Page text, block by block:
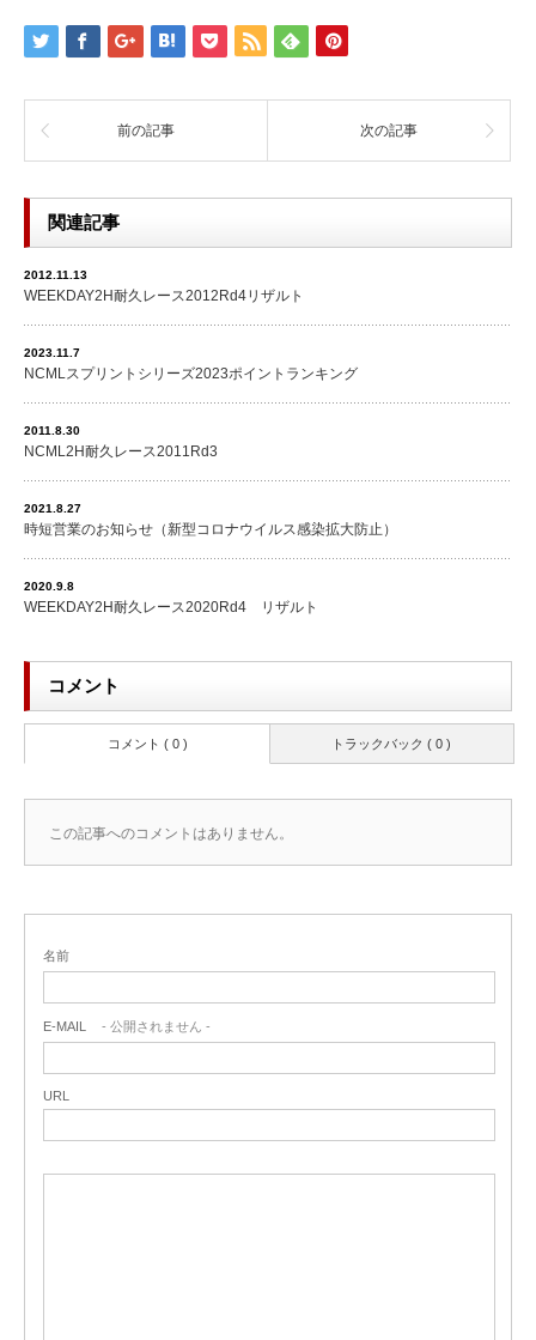
前の記事 次の記事
関連記事
2012.11.13
WEEKDAY2H耐久レース2012Rd4リザルト
2023.11.7
NCMLスプリントシリーズ2023ポイントランキング
2011.8.30
NCML2H耐久レース2011Rd3
2021.8.27
時短営業のお知らせ（新型コロナウイルス感染拡大防止）
2020.9.8
WEEKDAY2H耐久レース2020Rd4 リザルト
コメント
トラックバック ( 0 )
コメント ( 0 )
この記事へのコメントはありません。
名前
E-MAIL - 公開されません -
URL